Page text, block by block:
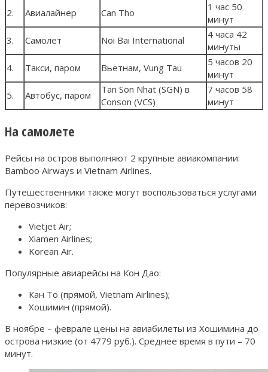
2.
Авиалайнер Can Tho
1 час 50
минут
3.
Самолет Noi Bai International
4 часа 42
минуты
4.
Такси, паром Вьетнам, Vung Tau
5 часов 20
минут
5.
Автобус, паром
Tan Son Nhat (SGN) в
Conson (VCS)
7 часов 58
минут
На самолете
Рейсы на остров выполняют 2 крупные авиакомпании:
Bamboo Airways и Vietnam Airlines.
Путешественники также могут воспользоваться услугами
перевозчиков:
Vietjet Air;
Xiamen Airlines;
Korean Air.
Популярные авиарейсы на Кон Дао:
Кан То (прямой, Vietnam Airlines);
Хошимин (прямой).
В ноябре – феврале цены на авиабилеты из Хошимина до
острова низкие (от 4779 руб.). Среднее время в пути – 70
минут.